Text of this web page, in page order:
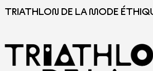
TRIATHLON DE LA MODE